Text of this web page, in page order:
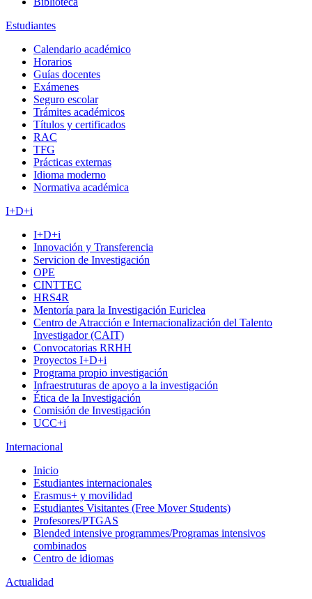
Estudiantes
Calendario académico
Horarios
Guías docentes
Exámenes
Seguro escolar
Trámites académicos
Títulos y certificados
RAC
TFG
Prácticas externas
Idioma moderno
Normativa académica
I+D+i
I+D+i
Innovación y Transferencia
Servicion de Investigación
OPE
CINTTEC
HRS4R
Mentoría para la Investigación Euriclea
Centro de Atracción e Internacionalización del Talento
Investigador (CAIT)
Convocatorias RRHH
Proyectos I+D+i
Programa propio investigación
Infraestruturas de apoyo a la investigación
Ética de la Investigación
Comisión de Investigación
UCC+i
Internacional
Inicio
Estudiantes internacionales
Erasmus+ y movilidad
Estudiantes Visitantes (Free Mover Students)
Profesores/PTGAS
Blended intensive programmes/Programas intensivos
combinados
Centro de idiomas
Actualidad